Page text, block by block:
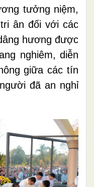
tưởng niệm,
ân đối với các
hương được
nghiêm, diễn
giữa các tín
đã an nghỉ